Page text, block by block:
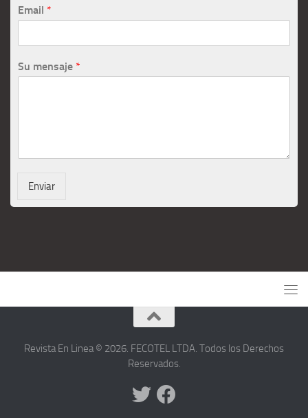
Email *
Su mensaje *
Enviar
Revista En Linea © 2026. FECOTEL LTDA. Todos los Derechos
Reservados.